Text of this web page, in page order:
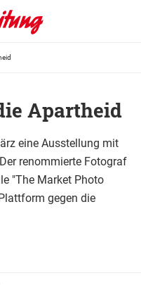
Apartheid
eine Ausstellung mit
renommierte Fotograf
"The Market Photo
gegen die